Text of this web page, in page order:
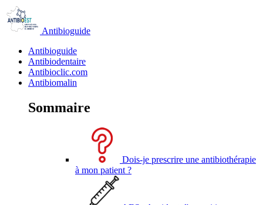
Antibioguide
Antibioguide
Antibiodentaire
Antibioclic.com
Antibiomalin
Sommaire
Dois-je prescrire une antibiothérapie
à mon patient ?